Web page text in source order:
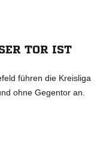
TOR IST
führen die Kreisliga
ohne Gegentor an.